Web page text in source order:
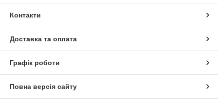
Контакти
Доставка та оплата
Графік роботи
Повна версія сайту